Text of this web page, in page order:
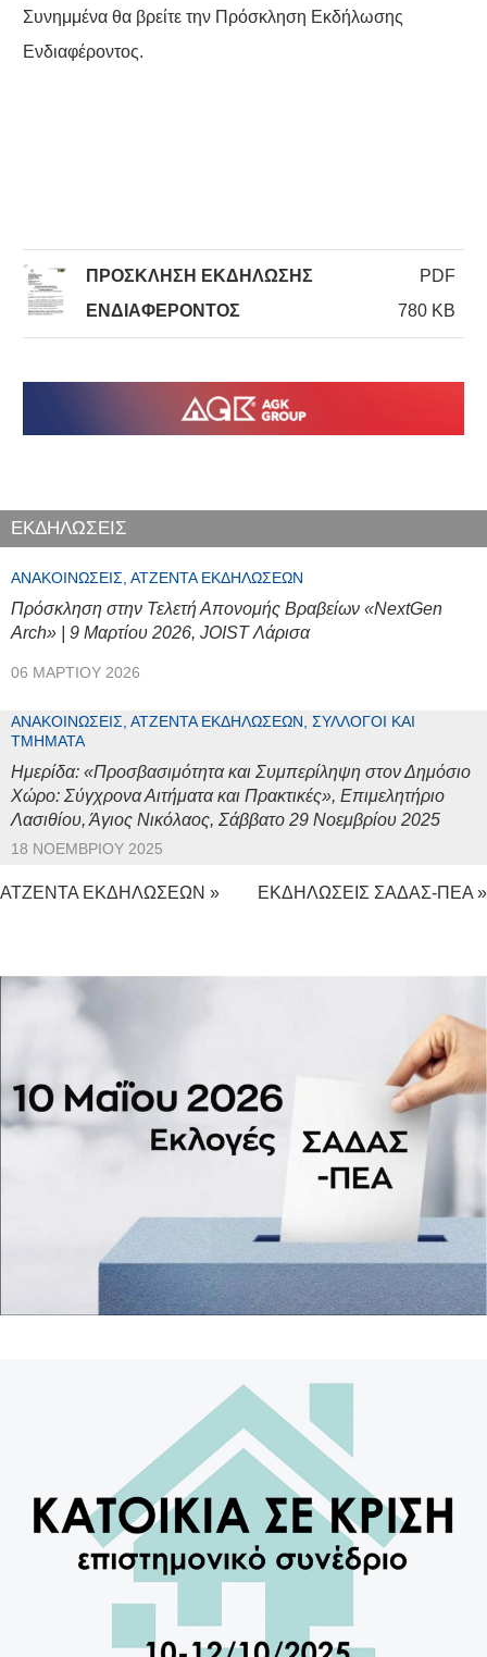
Συνημμένα θα βρείτε την Πρόσκληση Εκδήλωσης
Ενδιαφέροντος.
ΠΡΟΣΚΛΗΣΗ ΕΚΔΗΛΩΣΗΣ
ΕΝΔΙΑΦΕΡΟΝΤΟΣ
PDF
780 KB
ΕΚΔΗΛΩΣΕΙΣ
ΑΝΑΚΟΙΝΏΣΕΙΣ, ΑΤΖΈΝΤΑ ΕΚΔΗΛΏΣΕΩΝ
Πρόσκληση στην Τελετή Απονομής Βραβείων «NextGen
Arch» | 9 Μαρτίου 2026, JOIST Λάρισα
06 ΜΑΡΤΊΟΥ 2026
ΑΝΑΚΟΙΝΏΣΕΙΣ, ΑΤΖΈΝΤΑ ΕΚΔΗΛΏΣΕΩΝ, ΣΎΛΛΟΓΟΙ ΚΑΙ
ΤΜΉΜΑΤΑ
Ημερίδα: «Προσβασιμότητα και Συμπερίληψη στον Δημόσιο
Χώρο: Σύγχρονα Αιτήματα και Πρακτικές», Επιμελητήριο
Λασιθίου, Άγιος Νικόλαος, Σάββατο 29 Νοεμβρίου 2025
18 ΝΟΕΜΒΡΊΟΥ 2025
ΑΤΖΕΝΤΑ ΕΚΔΗΛΩΣΕΩΝ » ΕΚΔΗΛΩΣΕΙΣ ΣΑΔΑΣ-ΠΕΑ »